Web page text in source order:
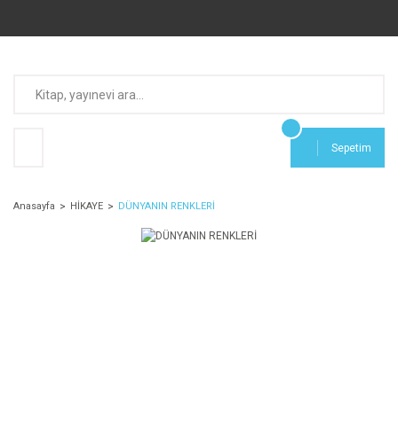
Sepetim
Anasayfa HİKAYE DÜNYANIN RENKLERİ